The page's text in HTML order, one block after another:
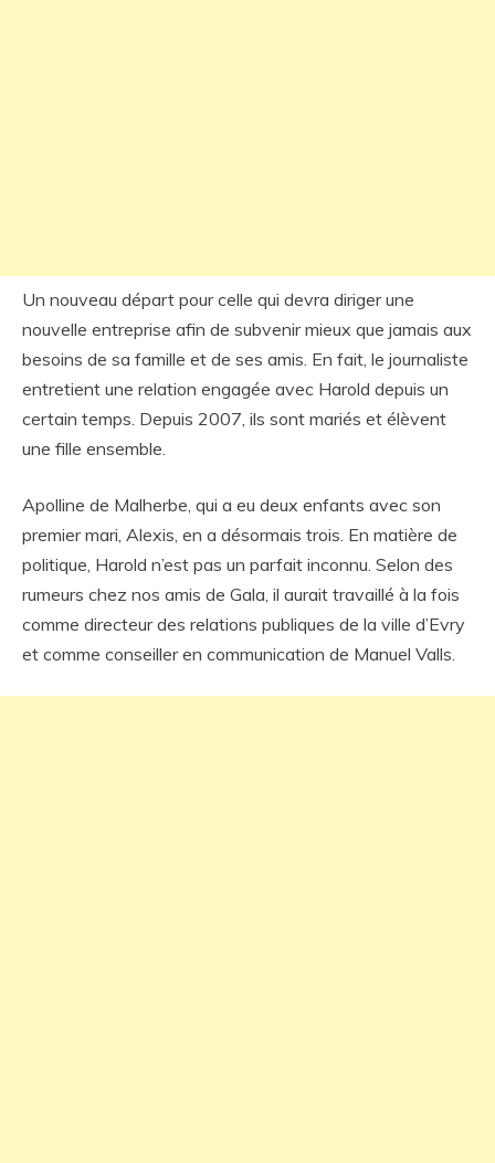
Un nouveau départ pour celle qui devra diriger une
nouvelle entreprise afin de subvenir mieux que jamais aux
besoins de sa famille et de ses amis. En fait, le journaliste
entretient une relation engagée avec Harold depuis un
certain temps. Depuis 2007, ils sont mariés et élèvent
une fille ensemble.
Apolline de Malherbe, qui a eu deux enfants avec son
premier mari, Alexis, en a désormais trois. En matière de
politique, Harold n’est pas un parfait inconnu. Selon des
rumeurs chez nos amis de Gala, il aurait travaillé à la fois
comme directeur des relations publiques de la ville d’Evry
et comme conseiller en communication de Manuel Valls.